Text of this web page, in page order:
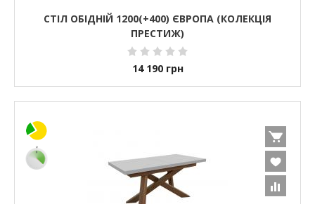
СТІЛ ОБІДНІЙ 1200(+400) ЄВРОПА (КОЛЕКЦІЯ
ПРЕСТИЖ)
14 190 грн